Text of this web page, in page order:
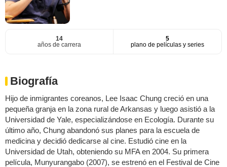
14
años de carrera
5
plano de películas y series
Biografía
Hijo de inmigrantes coreanos, Lee Isaac Chung creció en una
pequeña granja en la zona rural de Arkansas y luego asistió a la
Universidad de Yale, especializándose en Ecología. Durante su
último año, Chung abandonó sus planes para la escuela de
medicina y decidió dedicarse al cine. Estudió cine en la
Universidad de Utah, obteniendo su MFA en 2004. Su primera
película, Munyurangabo (2007), se estrenó en el Festival de Cine